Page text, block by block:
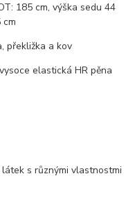
185 cm, výška sedu 44
cm
překližka a kov
elastická HR pěna
s různými vlastnostmi